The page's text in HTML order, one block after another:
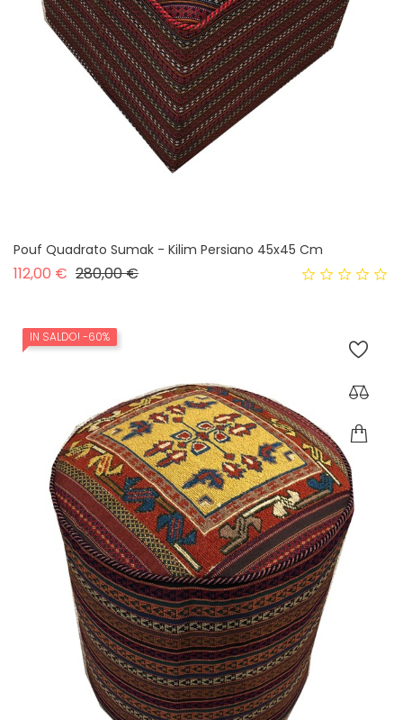
Pouf Quadrato Sumak - Kilim Persiano 45x45 Cm
112,00 € Prezzo base
280,00 €Prezzo
IN SALDO! -60%